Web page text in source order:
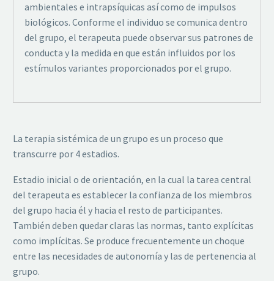
ambientales e intrapsíquicas así como de impulsos
biológicos. Conforme el individuo se comunica dentro
del grupo, el terapeuta puede observar sus patrones de
conducta y la medida en que están influidos por los
estímulos variantes proporcionados por el grupo.
La terapia sistémica de un grupo es un proceso que
transcurre por 4 estadios.
Estadio inicial o de orientación, en la cual la tarea central
del terapeuta es establecer la confianza de los miembros
del grupo hacia él y hacia el resto de participantes.
También deben quedar claras las normas, tanto explícitas
como implícitas. Se produce frecuentemente un choque
entre las necesidades de autonomía y las de pertenencia al
grupo.